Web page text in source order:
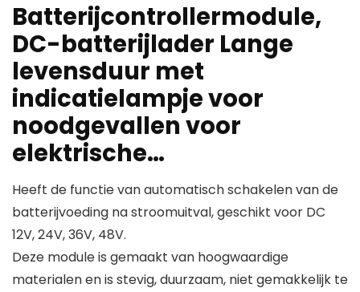
Batterijcontrollermodule,
DC-batterijlader Lange
levensduur met
indicatielampje voor
noodgevallen voor
elektrische…
Heeft de functie van automatisch schakelen van de
batterijvoeding na stroomuitval, geschikt voor DC
12V, 24V, 36V, 48V.
Deze module is gemaakt van hoogwaardige
materialen en is stevig, duurzaam, niet gemakkelijk te